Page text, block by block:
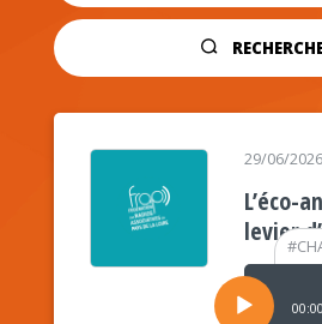
#
29/06/
L’éco-
levier
Lecteur
audio
00:00